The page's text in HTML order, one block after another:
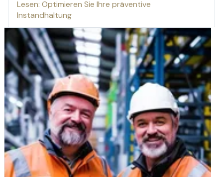
Lesen: Optimieren Sie Ihre präventive
Instandhaltung